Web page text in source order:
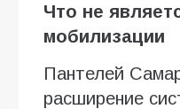
Что не
мобилизации
Пантелей
расширение